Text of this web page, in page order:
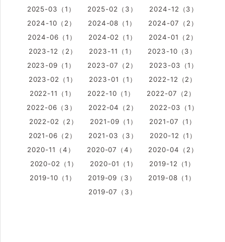
2025-03（1）
2025-02（3）
2024-12（3）
2024-10（2）
2024-08（1）
2024-07（2）
2024-06（1）
2024-02（1）
2024-01（2）
2023-12（2）
2023-11（1）
2023-10（3）
2023-09（1）
2023-07（2）
2023-03（1）
2023-02（1）
2023-01（1）
2022-12（2）
2022-11（1）
2022-10（1）
2022-07（2）
2022-06（3）
2022-04（2）
2022-03（1）
2022-02（2）
2021-09（1）
2021-07（1）
2021-06（2）
2021-03（3）
2020-12（1）
2020-11（4）
2020-07（4）
2020-04（2）
2020-02（1）
2020-01（1）
2019-12（1）
2019-10（1）
2019-09（3）
2019-08（1）
2019-07（3）